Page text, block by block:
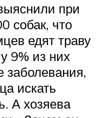
при
собак, что
едят траву
9% из них
заболевания,
искать
А хозяева